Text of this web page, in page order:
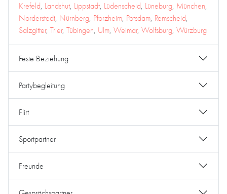
Krefeld, Landshut, Lippstadt, Lüdenscheid, Lüneburg, München,
Norderstedt, Nürnberg, Pforzheim, Potsdam, Remscheid,
Salzgitter, Trier, Tübingen, Ulm, Weimar, Wolfsburg, Würzburg
Feste Beziehung
Partybegleitung
Flirt
Sportpartner
Freunde